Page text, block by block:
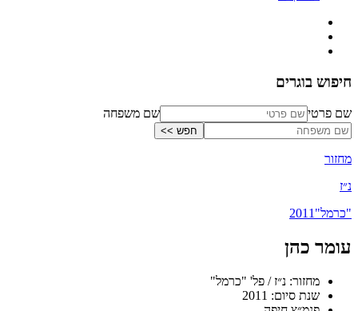
חיפוש בוגרים
שם פרטי שם משפחה
מחזור
נ״ז
"כרמל"2011
עומר כהן
מחזור: נ״ז / פל' "כרמל"
שנת סיום: 2011